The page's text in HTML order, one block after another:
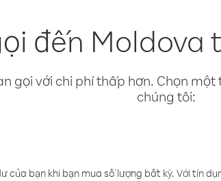
đến Moldova
gọi với chi phí thấp hơn. Chọn
chúng tôi:
của bạn khi bạn mua số lượng bất kỳ. Với tín